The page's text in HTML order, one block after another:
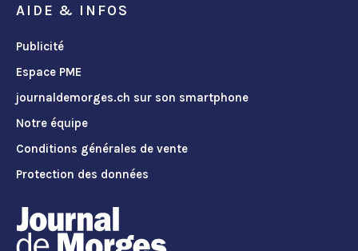
AIDE & INFOS
Publicité
Espace PME
journaldemorges.ch sur son smartphone
Notre équipe
Conditions générales de vente
Protection des données